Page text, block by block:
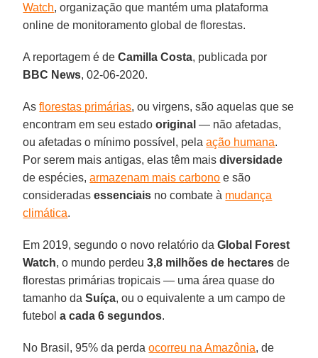
Watch, organização que mantém uma plataforma
online de monitoramento global de florestas.
A reportagem é deCamilla Costa, publicada por
BBC News, 02-06-2020.
Asflorestas primárias, ou virgens, são aquelas que se
encontram em seu estadooriginal — não afetadas,
ou afetadas o mínimo possível, pelaação humana.
Por serem mais antigas, elas têm maisdiversidade
de espécies,armazenam mais carbono e são
consideradasessenciais no combate à mudança
climática.
Em 2019, segundo o novo relatório daGlobal Forest
Watch, o mundo perdeu3,8 milhões de hectares de
florestas primárias tropicais — uma área quase do
tamanho daSuíça, ou o equivalente a um campo de
futebola cada 6 segundos.
No Brasil, 95% da perdaocorreu na Amazônia, de